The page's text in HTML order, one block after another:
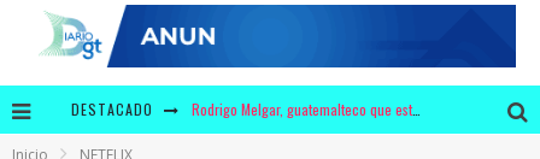
DESTACADO Rodrigo Melgar, guatemalteco que está entre los mejores 10 del mundo en jaripeo
Inicio NETFLIX